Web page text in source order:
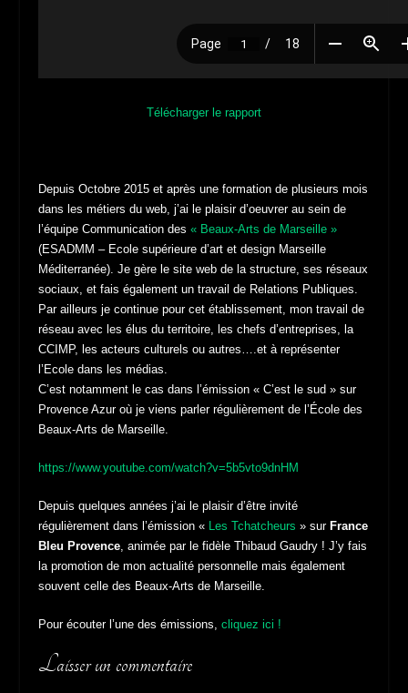
Télécharger le rapport
Depuis Octobre 2015 et après une formation de plusieurs mois
dans les métiers du web, j’ai le plaisir d’oeuvrer au sein de
l’équipe Communication des« Beaux-Arts de Marseille »
(ESADMM – Ecole supérieure d’art et design Marseille
Méditerranée). Je gère le site web de la structure, ses réseaux
sociaux, et fais également un travail de Relations Publiques.
Par ailleurs je continue pour cet établissement, mon travail de
réseau avec les élus du territoire, les chefs d’entreprises, la
CCIMP, les acteurs culturels ou autres….et à représenter
l’Ecole dans les médias.
C’est notamment le cas dans l’émission « C’est le sud » sur
Provence Azur où je viens parler régulièrement de l’École des
Beaux-Arts de Marseille.
https://www.youtube.com/watch?v=5b5vto9dnHM
Depuis quelques années j’ai le plaisir d’être invité
régulièrement dans l’émission « Les Tchatcheurs » sur France
Bleu Provence, animée par le fidèle Thibaud Gaudry ! J’y fais
la promotion de mon actualité personnelle mais également
souvent celle des Beaux-Arts de Marseille.
Pour écouter l’une des émissions,cliquez ici !
Laisser un commentaire